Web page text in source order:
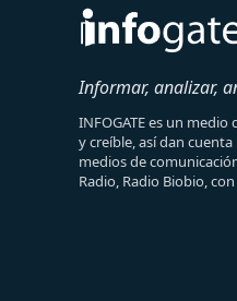
Informar, analizar,
INFOGATE es un
y creíble, así dan
medios de
Radio, Radio Biobio,